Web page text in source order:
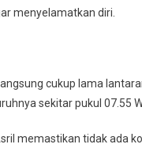
menyelamatkan diri.
cukup lama
sekitar pukul 07.55
memastikan tidak ada